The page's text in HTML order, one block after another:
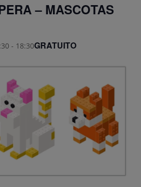
– MASCOTAS
- 18:30GRATUITO